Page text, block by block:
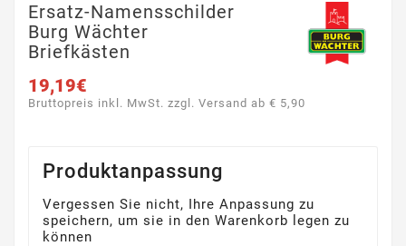
Ersatz-Namensschilder
Burg Wächter
Briefkästen
19,19€
Bruttopreis inkl. MwSt. zzgl. Versand ab € 5,90
Produktanpassung
Vergessen Sie nicht, Ihre Anpassung zu
speichern, um sie in den Warenkorb legen zu
können